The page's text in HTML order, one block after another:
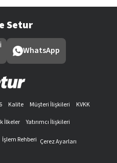
Setur
WhatsApp
Kalite Müşteri İlişkileri
KVKK
İlkeler
Yatırımcı İlişkileri
İşlem Rehberi Çerez Ayarları